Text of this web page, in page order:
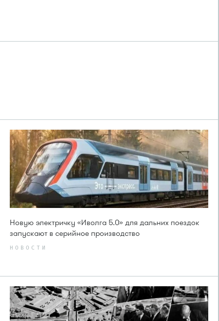
Новую электричку «Иволга 5.0» для дальних поездок
запускают в серийное производство
НОВОСТИ